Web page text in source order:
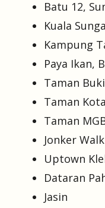
Batu 12,
Kuala
Kampung
Paya Ikan,
Taman
Taman
Taman
Jonker Walk
Uptown
Dataran
Jasin